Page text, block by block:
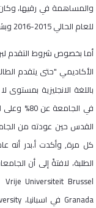
والمساهمة في رقيها، وكان
للعام الحالي 2015-2016 وبشكل ملحوظ.
أما بخصوص شروط التقدم
الأكاديمي "حتى يتقدم
في
القدس حين عودته من
كل مرة, وأكدت أ.بدر أنه